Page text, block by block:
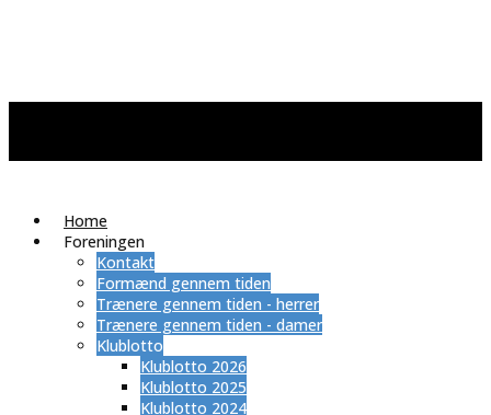
Home
Foreningen
Kontakt
Formænd gennem tiden
Trænere gennem tiden - herrer
Trænere gennem tiden - damer
Klublotto
Klublotto 2026
Klublotto 2025
Klublotto 2024